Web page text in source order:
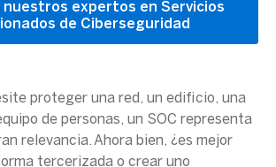
nuestros expertos en Servicios
de Ciberseguridad
proteger una red, un edificio, una
de personas, un SOC representa
relevancia. Ahora bien, ¿es mejor
tercerizada o crear uno